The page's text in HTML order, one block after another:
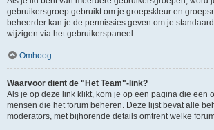
gebruikersgroep gebruikt om je groepskleur en
beheerder kan je de permissies geven om je
wijzigen via het gebruikerspaneel.
Omhoog
Waarvoor dient de "Het Team"-link?
Als je op deze link klikt, kom je op een pagina die een
mensen die het forum beheren. Deze lijst bevat alle
moderators, met bijhorende details omtrent welke